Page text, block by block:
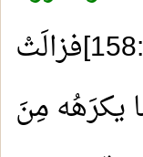
}[البقرة:158]فزالَتْ
يكرَهُه مِنَ